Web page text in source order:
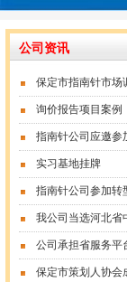
公司资讯
保定市指南针市场
询价报告项目案例
指南针公司应邀参
实习基地挂牌
指南针公司参加转
我公司当选河北省
公司承担省服务平
保定市策划人协会